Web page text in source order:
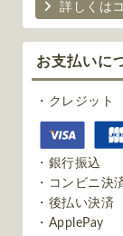
詳しくは
お支払いに
・クレジット
・銀行振込
・コンビニ決
・後払い決済
・ApplePay